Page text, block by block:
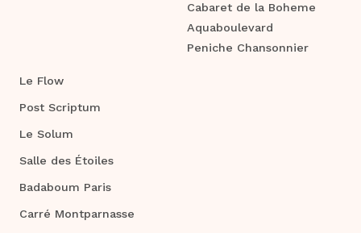
Cabaret de la Boheme
Aquaboulevard
Peniche Chansonnier
Le Flow
Post Scriptum
Le Solum
Salle des Étoiles
Badaboum Paris
Carré Montparnasse